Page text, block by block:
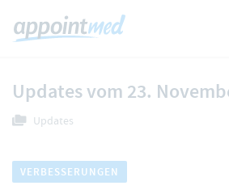
Updates vom 23.
Updates
VERBESSERUNGEN